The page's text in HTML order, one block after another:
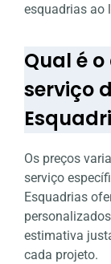
esquadrias ao
Qual é
serviço
Os preços
serviço
Esquadrias
estimativa
cada projeto.